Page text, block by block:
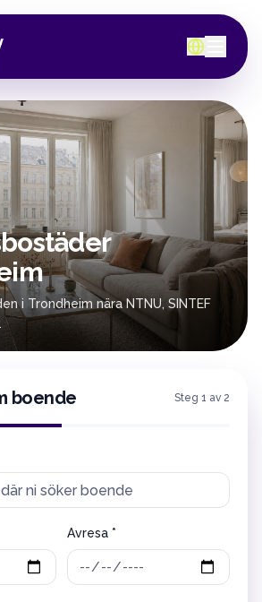
i Trondheim nära NTNU, SINTEF
boende Steg 1 av 2
Avresa *